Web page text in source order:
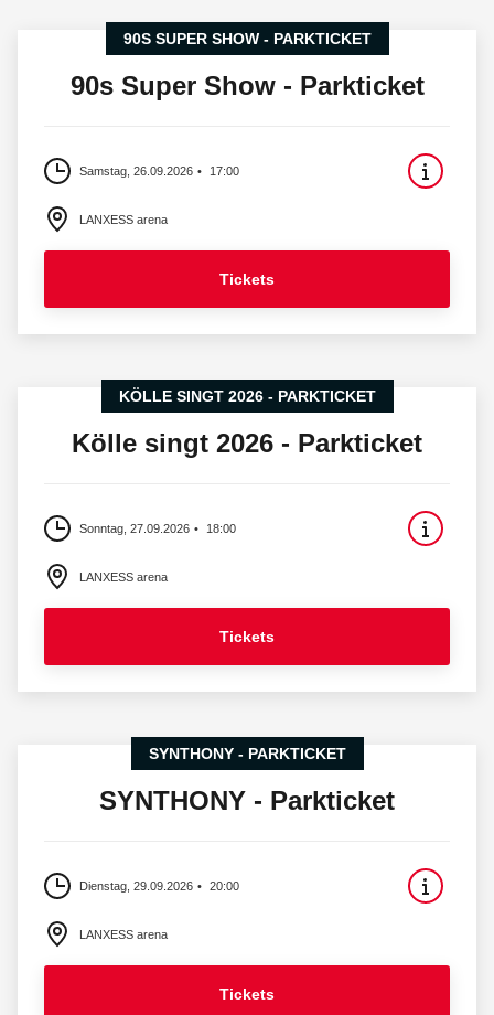
90S SUPER SHOW - PARKTICKET
90s Super Show - Parkticket
Samstag, 26.09.2026 17:00
LANXESS arena
Tickets
KÖLLE SINGT 2026 - PARKTICKET
Kölle singt 2026 - Parkticket
Sonntag, 27.09.2026 18:00
LANXESS arena
Tickets
SYNTHONY - PARKTICKET
SYNTHONY - Parkticket
Dienstag, 29.09.2026 20:00
LANXESS arena
Tickets